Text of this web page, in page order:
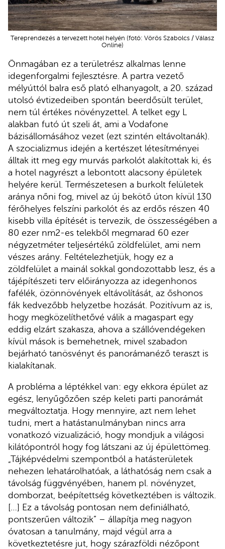
Tereprendezés a tervezett hotel helyén (fotó: Vörös Szabolcs / Válasz
Online)
Önmagában ez a területrész alkalmas lenne
idegenforgalmi fejlesztésre. A partra vezető
mélyúttól balra eső plató elhanyagolt, a 20. század
utolsó évtizedeiben spontán beerdősült terület,
nem túl értékes növényzettel. A telket egy L
alakban futó út szeli át, ami a Vodafone
bázisállomásához vezet (ezt szintén eltávoltanák).
A szocializmus idején a kertészet létesítményei
álltak itt meg egy murvás parkolót alakítottak ki, és
a hotel nagyrészt a lebontott alacsony épületek
helyére kerül. Természetesen a burkolt felületek
aránya nőni fog, mivel az új bekötő úton kívül 130
férőhelyes felszíni parkolót és az erdős részen 40
kisebb villa építését is tervezik, de összességében a
80 ezer nm2-es telekből megmarad 60 ezer
négyzetméter teljesértékű zöldfelület, ami nem
vészes arány. Feltételezhetjük, hogy ez a
zöldfelület a mainál sokkal gondozottabb lesz, és a
tájépítészeti terv előirányozza az idegenhonos
fafélék, özönnövények eltávolítását, az őshonos
fák kedvezőbb helyzetbe hozását. Pozitívum az is,
hogy megközelíthetővé válik a magaspart egy
eddig elzárt szakasza, ahova a szállóvendégeken
kívül mások is bemehetnek, mivel szabadon
bejárható tanösvényt és panorámanéző teraszt is
kialakítanak.
A probléma a léptékkel van: egy ekkora épület az
egész, lenyűgőzően szép keleti parti panorámát
megváltoztatja. Hogy mennyire, azt nem lehet
tudni, mert a hatástanulmányban nincs arra
vonatkozó vizualizáció, hogy mondjuk a világosi
kilátópontról hogy fog látszani az új épülettömeg.
„Tájképvédelmi szempontból a hatásterületek
nehezen lehatárolhatóak, a láthatóság nem csak a
távolság függvényében, hanem pl. növényzet,
domborzat, beépítettség következtében is változik.
[…] Ez a távolság pontosan nem definiálható,
pontszerűen változik” – állapítja meg nagyon
óvatosan a tanulmány, majd végül arra a
következtetésre jut, hogy szárazföldi nézőpont